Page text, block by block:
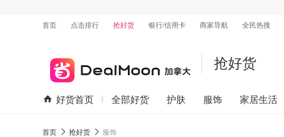
首页
点击排行 抢好货 银行/信用卡 商家导航 全民热搜
抢好货
好货首页 全部好货 护肤 服饰 家居生活
首页 抢好货 服饰